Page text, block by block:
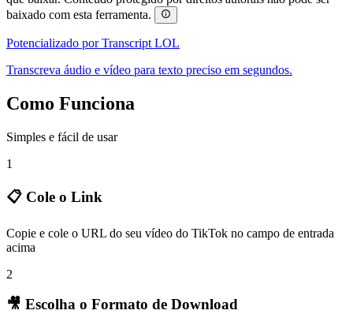
baixado com esta ferramenta.
Potencializado por Transcript LOL
Transcreva áudio e vídeo para texto preciso em segundos.
Como Funciona
Simples e fácil de usar
1
📋 Cole o Link
Copie e cole o URL do seu vídeo do TikTok no campo de entrada
acima
2
🎥 Escolha o Formato de Download